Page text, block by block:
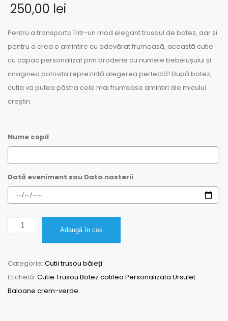
250,00 lei
Pentru a transporta într-un mod elegant trusoul de botez, dar și
pentru a crea o amintire cu adevărat frumoasă, această cutie
cu capac personalizat prin broderie cu numele bebelușului și
imaginea potrivita reprezintă alegerea perfectă! După botez,
cutia va putea păstra cele mai frumoase amintiri ale micului
creștin.
Nume copil
Dată eveniment sau Data nasterii
Cantitate
Cutie
Botez
catifea
Personalizata
Adaugă în coș
Categorie: Cutii trusou băieți
Etichetă: Cutie Trusou Botez catifea Personalizata Ursulet
Baloane crem-verde